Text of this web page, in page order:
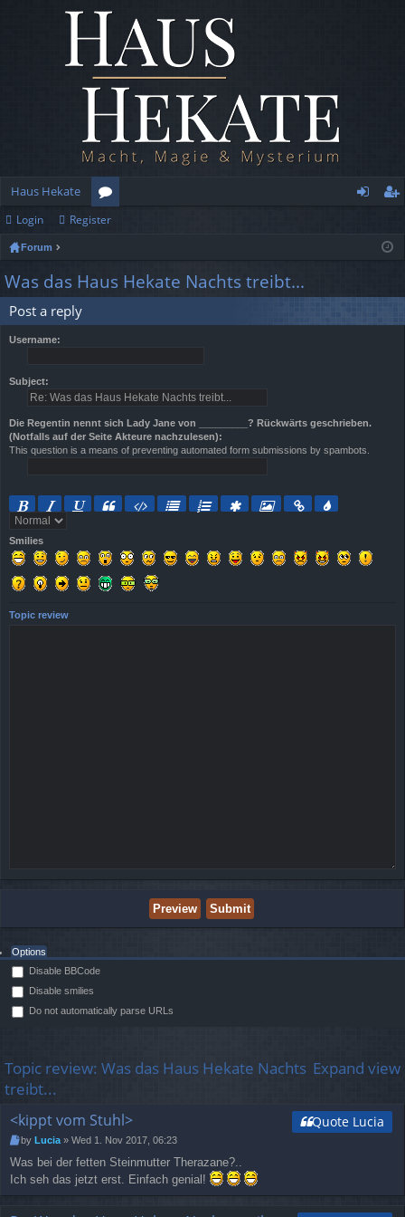
Haus Hekate
or
m
ist
Login Register
Forum
Was das Haus Hekate Nachts treibt...
Post a reply
Username:
Subject:
Die Regentin nennt sich Lady Jane von _________? Rückwärts geschrieben.
(Notfalls auf der Seite Akteure nachzulesen):
This question is a means of preventing automated form submissions by spambots.
Smilies
Topic review
Options
Disable BBCode
Disable smilies
Do not automatically parse URLs
Expand view
Topic review: Was das Haus Hekate Nachts
treibt...
<kippt vom Stuhl> Quote Lucia
by Lucia » Wed 1. Nov 2017, 06:23
Was bei der fetten Steinmutter Therazane?..
Ich seh das jetzt erst. Einfach genial!